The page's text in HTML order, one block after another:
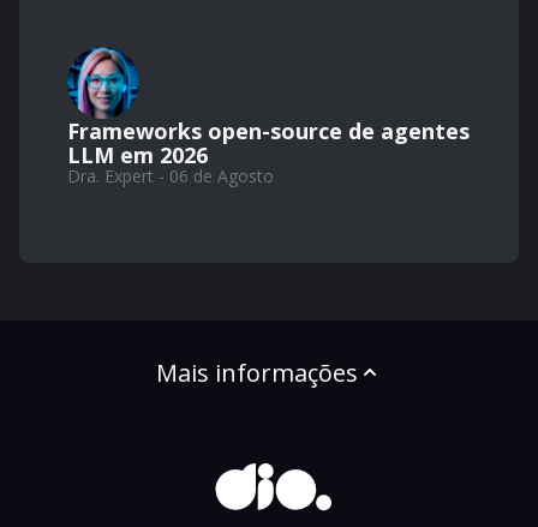
Frameworks open-source de agentes
LLM em 2026
Dra. Expert - 06 de Agosto
Mais informações